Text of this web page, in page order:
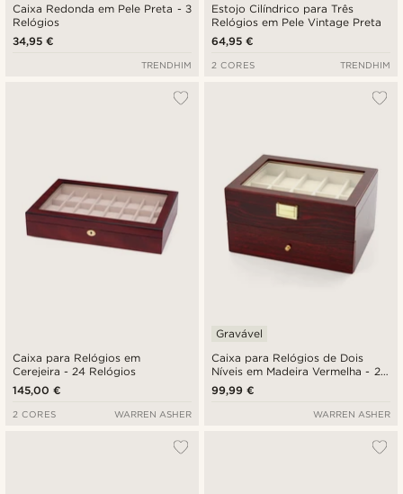
Caixa Redonda em Pele Preta - 3
Relógios
34,95 €
TRENDHIM
Estojo Cilíndrico para Três
Relógios em Pele Vintage Preta
64,95 €
2 CORES TRENDHIM
Caixa para Relógios em
Cerejeira - 24 Relógios
145,00 €
2 CORES WARREN ASHER
Caixa para Relógios de Dois
Níveis em Madeira Vermelha - 20
Relógios
Gravável
99,99 €
WARREN ASHER